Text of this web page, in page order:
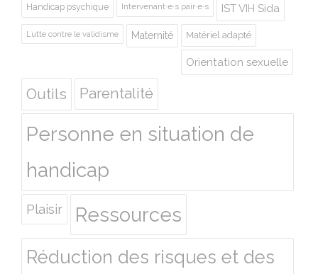
Handicap psychique Intervenant·e·s pair·e·s IST VIH Sida
Lutte contre le validisme Maternité Matériel adapté
Orientation sexuelle
Outils Parentalité
Personne en situation de
handicap
Plaisir Ressources
Réduction des risques et des